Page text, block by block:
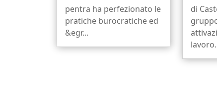
pentra ha perfezionato le
pratiche burocratiche ed
&egr...
di